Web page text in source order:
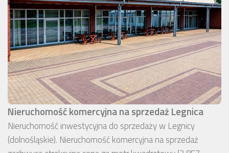
Nieruchomość komercyjna na sprzedaż Legnica
Nieruchomość inwestycyjna do sprzedaży w Legnicy
(dolnośląskie). Nieruchomość komercyjna na sprzedaż